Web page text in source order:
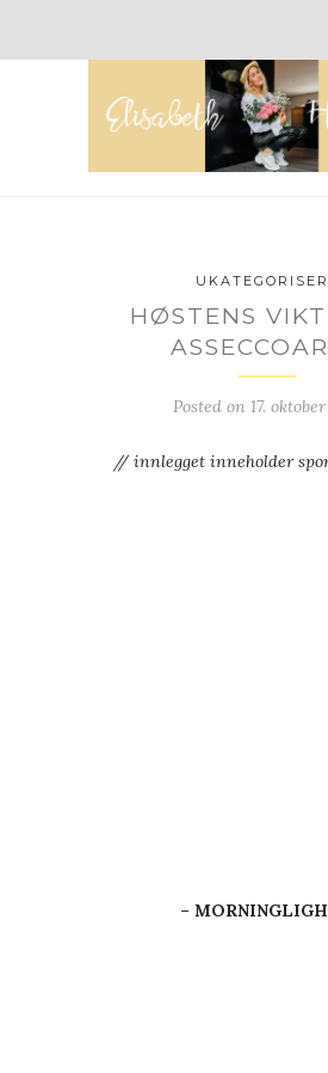
HØSTENS
Posted on 17.
// innlegget inneholder
–